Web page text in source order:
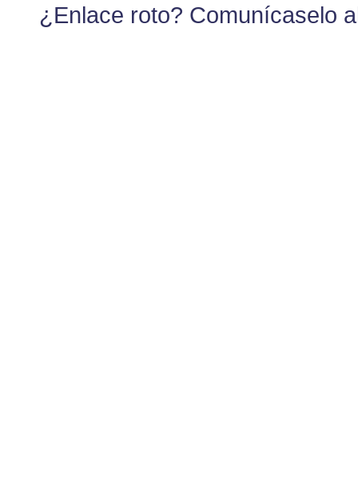
¿Enlace roto? Comunícaselo